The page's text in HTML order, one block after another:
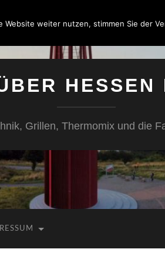
HESSEN
Grillen, Thermomix und die
Website weiter nutzen, stimmen Sie der